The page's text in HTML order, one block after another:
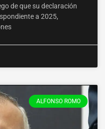
de que su declaración
a 2025,
ALFONSO ROMO